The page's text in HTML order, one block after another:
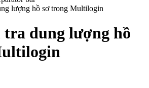
lượng hồ sơ trong Multilogin
tra dung lượng hồ